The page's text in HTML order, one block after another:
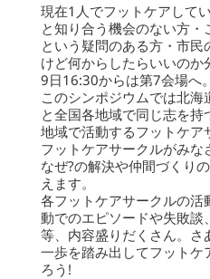
現在1人でフットケアして
と知り合う機会のない方
という疑問のある方・市民
けど何からしたらいいのか
9日16:30からは第7会場へ。
このシンポジウムでは北
と全国各地域で同じ志を持
地域で活動するフットケア
フットケアサークルがみ
なぜ?の解決や仲間づくり
えます。
各フットケアサークルの
動でのエピソードや失敗談
等、内容盛りだくさん。さ
一歩を踏み出してフットケ
ろう!